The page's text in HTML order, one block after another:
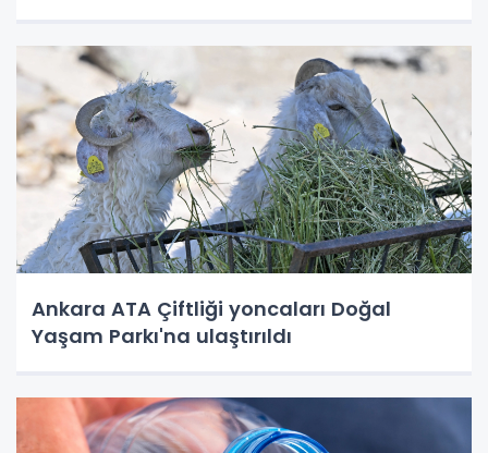
Ankara ATA Çiftliği yoncaları Doğal
Yaşam Parkı'na ulaştırıldı